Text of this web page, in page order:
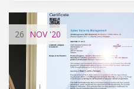
26 NOV'20